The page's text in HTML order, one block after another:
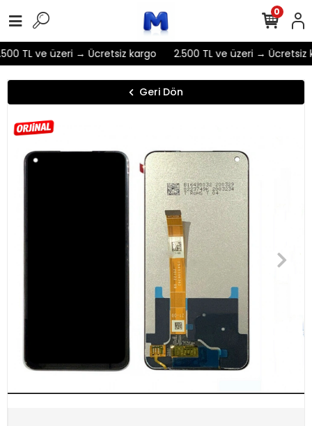
TL ve üzeri → Ücretsiz kargo 2.500 TL ve üzeri → Ücretsiz
0
Geri Dön